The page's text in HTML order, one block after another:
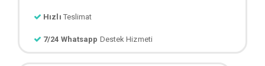
Hızlı Teslimat
7/24 Whatsapp Destek Hizmeti